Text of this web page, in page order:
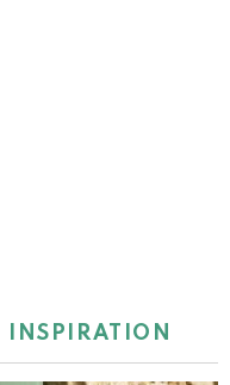
INSPIRATION